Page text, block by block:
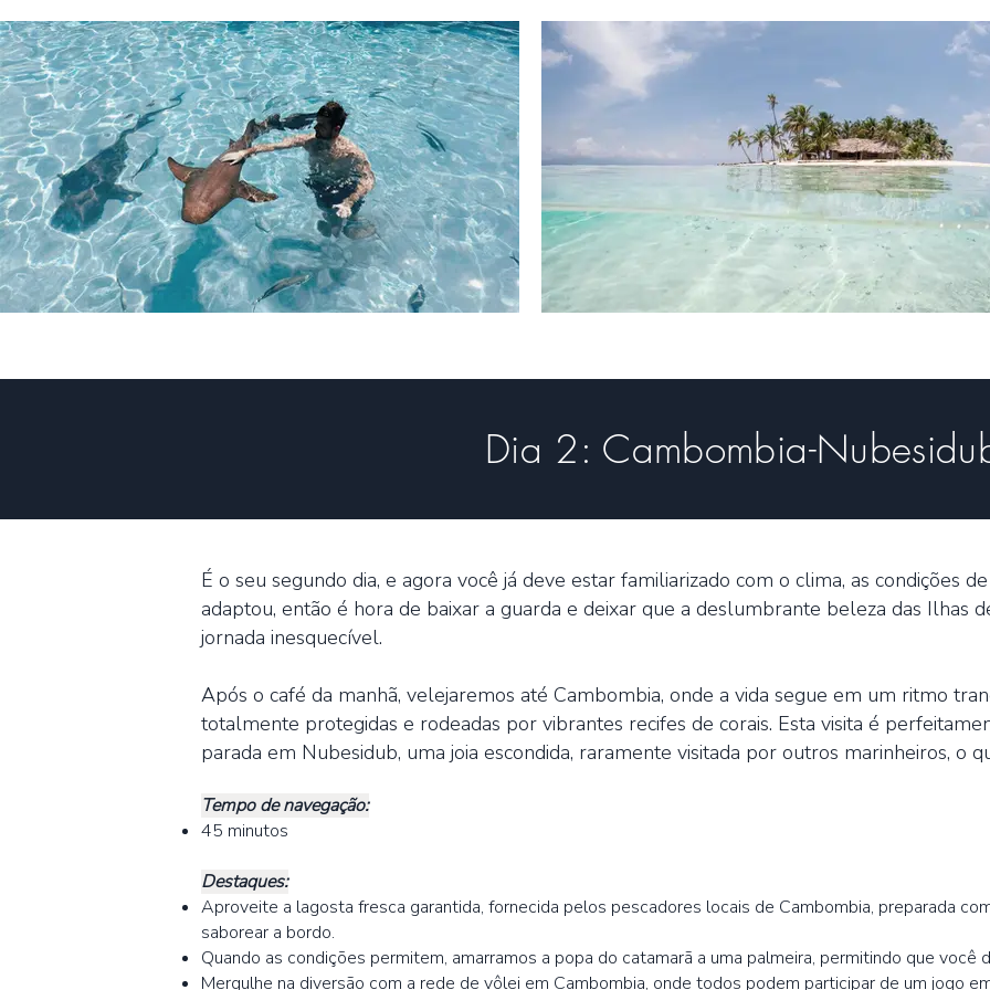
Dia 2: Cambombia-
É o seu segundo dia, e agora você já deve estar familiarizado com o clima, as condições
adaptou, então é hora de baixar a guarda e deixar que a deslumbrante beleza das Ilhas
jornada inesquecível.
Após o café da manhã, velejaremos até Cambombia, onde a vida segue em um ritmo
totalmente protegidas e rodeadas por vibrantes recifes de corais. Esta visita é
parada em Nubesidub, uma joia escondida, raramente visitada por outros marinheiros, o
Tempo de navegação:
45 minutos
Destaques:
Aproveite a lagosta fresca garantida, fornecida pelos pescadores locais de Cambombia, preparada
saborear a bordo.
Quando as condições permitem, amarramos a popa do catamarã a uma palmeira, permitindo que você
Mergulhe na diversão com a rede de vôlei em Cambombia, onde todos podem participar de um jogo